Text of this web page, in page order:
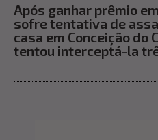
Após ganhar prêmio
sofre tentativa de
casa em Conceição do
tentou interceptá-la